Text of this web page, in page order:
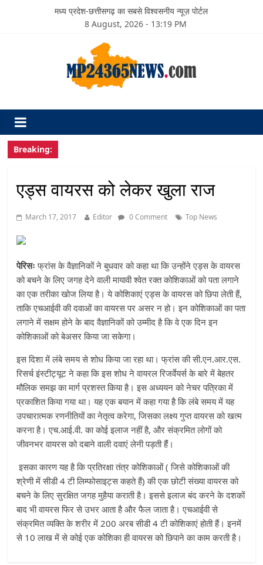
मध्य प्रदेश-छत्तीसगढ़ का सबसे विश्वसनीय न्यूज़ पोर्टल
8 August, 2026 - 13:19 PM
Breaking:
एड्स वायरस को लेकर खुला राज
March 17, 2017 Editor 0 Comment Top News
पेरिसः फ्रांस के वैज्ञानिकों ने बुधवार को कहा था कि उन्होंने एड्स के वायरस
को बचने के लिए जगह देने वाली मायावी श्वेत रक्त कोशिकाओं को पता लगाने
का एक तरीका खोज लिया है। ये कोशिकाएं एड्स के वायरस को छिपा लेती हैं,
ताकि एचआईवी की दवाओं का वायरस पर असर न हो। इन कोशिकाओं का पता
लगाने में सक्षम होने के बाद वैज्ञानिकों को उम्मीद है कि वे एक दिन इन
कोशिकाओं को बेअसर किया जा सकेगा।
इस दिशा में लंबे समय से शोध किया जा रहा था। फ्रांस की सी.एन.आर.एस.
रिसर्च इंस्टीट्यूट ने कहा कि इस शोध ने वायरल रिजर्वेयर्स के बारे में बेहतर
मौलिक समझ का मार्ग प्रशस्त किया है। इस अध्ययन को नेचर पत्रिका में
प्रकाशित किया गया था। यह एक बयान में कहा गया है कि लंबे समय में यह
उपचारात्मक रणनीतियों का नेतृत्व करेगा, जिसका लक्ष्य गुप्त वायरस को खत्म
करना है। एच.आई.वी. का कोई इलाज नहीं है, और संक्रमित लोगों को
जीवनभर वायरस को दबाने वाली दवाएं लेनी पड़ती हैंं।
इसका कारण यह है कि प्रतिरक्षा तंत्र कोशिकाओं ( जिसे कोशिकाओं की
श्रेणी में सीडी 4 टी लिम्फोसाइट्स कहते हैं) की एक छोटी संख्या वायरस को
बचने के लिए सुरक्षित जगह मुहैया कराती है। इससे इलाज बंद करने के दशकों
बाद भी वायरस फिर से उभर आता है और फैल जाता है। एचआईवी से
संक्रमित व्यक्ति के शरीर में 200 अरब सीडी 4 टी कोशिकाएं होती हैं। इनमें
से 10 लाख में से कोई एक कोशिका ही वायरस को छिपाने का काम करती है।